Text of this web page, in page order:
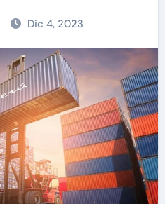
Dic 4, 2023